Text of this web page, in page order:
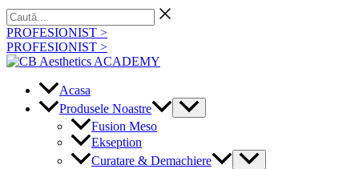
Skip
to
content
Caută...
PROFESIONIST >
PROFESIONIST >
Acasa
Produsele Noastre
Menu
Toggle
Fusion Meso
Ekseption
Curatare & Demachiere
Menu